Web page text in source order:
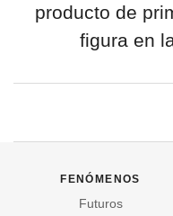
producto de
figura en
fenómenos
Futuros